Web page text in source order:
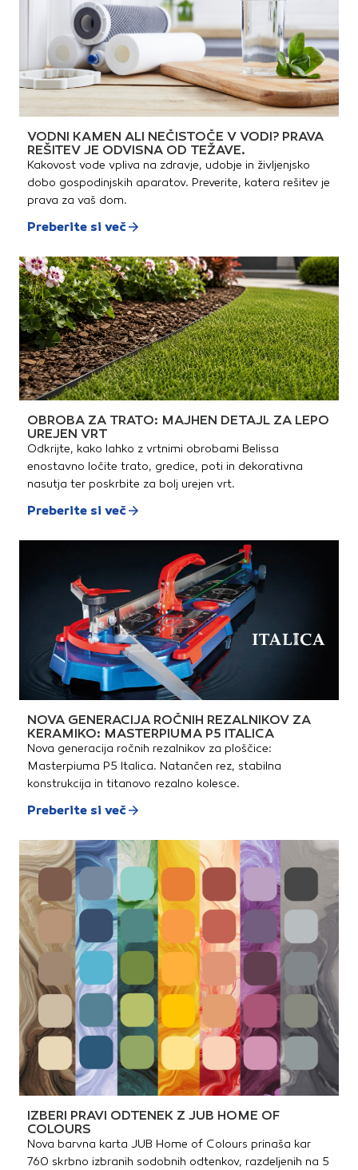
VODNI KAMEN ALI NEČISTOČE V VODI? PRAVA
REŠITEV JE ODVISNA OD TEŽAVE.
Kakovost vode vpliva na zdravje, udobje in življenjsko
dobo gospodinjskih aparatov. Preverite, katera rešitev je
prava za vaš dom.
Preberite si več
OBROBA ZA TRATO: MAJHEN DETAJL ZA LEPO
UREJEN VRT
Odkrijte, kako lahko z vrtnimi obrobami Belissa
enostavno ločite trato, gredice, poti in dekorativna
nasutja ter poskrbite za bolj urejen vrt.
Preberite si več
NOVA GENERACIJA ROČNIH REZALNIKOV ZA
KERAMIKO: MASTERPIUMA P5 ITALICA
Nova generacija ročnih rezalnikov za ploščice:
Masterpiuma P5 Italica. Natančen rez, stabilna
konstrukcija in titanovo rezalno kolesce.
Preberite si več
IZBERI PRAVI ODTENEK Z JUB HOME OF
COLOURS
Nova barvna karta JUB Home of Colours prinaša kar
760 skrbno izbranih sodobnih odtenkov, razdeljenih na 5